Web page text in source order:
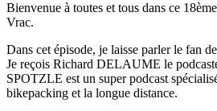
Bienvenue à toutes et tous dans ce
Vrac.
Dans cet épisode, je laisse parler le fan
Je reçois Richard DELAUME le
SPOTZLE est un super podcast
bikepacking et la longue distance.